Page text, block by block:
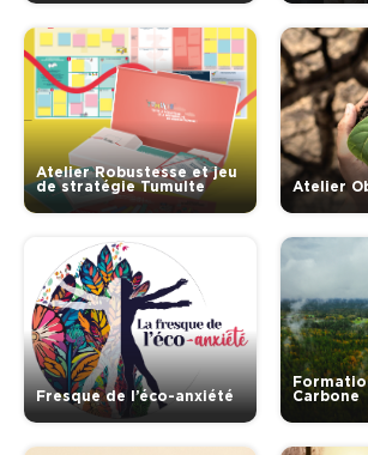
Atelier Robustesse et jeu
de stratégie Tumulte
Atelier
Fresque de l’éco-anxiété
Carbone